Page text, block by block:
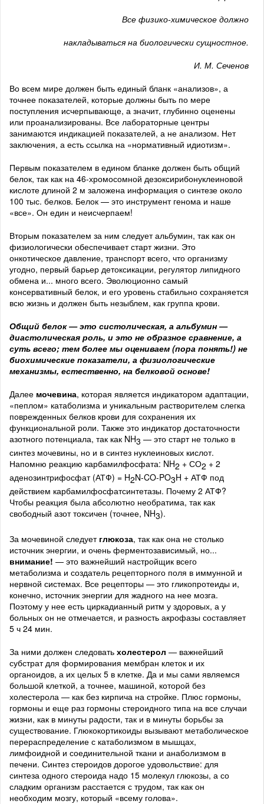
Все физико-химическое должно
накладываться на биологически сущностное.
И. М. Сеченов
Во всем мире должен быть единый бланк «анализов», а
точнее показателей, которые должны быть по мере
поступления исчерпывающе, а значит, глубинно оценены
или проанализированы. Все лабораторные центры
занимаются индикацией показателей, а не анализом. Нет
заключения, а есть ссылка на «нормативный идиотизм».
Первым показателем в едином бланке должен быть общий
белок, так как на 46-хромосомной дезоксирибонуклеиновой
кислоте длиной 2 м заложена информация о синтезе около
100 тыс. белков. Белок — это инструмент генома и наше
«все». Он един и неисчерпаем!
Вторым показателем за ним следует альбумин, так как он
физиологически обеспечивает старт жизни. Это
онкотическое давление, транспорт всего, что организму
угодно, первый барьер детоксикации, регулятор липидного
обмена и... много всего. Эволюционно самый
консервативный белок, и его уровень стабильно сохраняется
всю жизнь и должен быть незыблем, как группа крови.
Общий белок — это систолическая, а альбумин —
диастолическая роль, и это не образное сравнение, а
суть всего; тем более мы оцениваем (пора понять!) не
биохимические показатели, а физиологические
механизмы, естественно, на белковой основе!
Далее мочевина, которая является индикатором адаптации,
«пеплом» катаболизма и уникальным растворителем слегка
поврежденных белков крови для сохранения их
функциональной роли. Также это индикатор достаточности
азотного потенциала, так как NH3 — это старт не только в
синтез мочевины, но и в синтез нуклеиновых кислот.
Напомню реакцию карбамилфосфата: NH2 + СО2 + 2
аденозинтрифосфат (АТФ) = H2N-CO-PO3H + АТФ под
действием карбамилфосфатсинтетазы. Почему 2 АТФ?
Чтобы реакция была абсолютно необратима, так как
свободный азот токсичен (точнее, NH3).
За мочевиной следует глюкоза, так как она не столько
источник энергии, и очень ферментозависимый, но...
внимание! — это важнейший настройщик всего
метаболизма и создатель рецепторного поля в иммунной и
нервной системах. Все рецепторы — это гликопротеиды и,
конечно, источник энергии для жадного на нее мозга.
Поэтому у нее есть циркадианный ритм у здоровых, а у
больных он не отмечается, и разность акрофазы составляет
5 ч 24 мин.
За ними должен следовать холестерол — важнейший
субстрат для формирования мембран клеток и их
органоидов, а их целых 5 в клетке. Да и мы сами являемся
большой клеткой, а точнее, машиной, которой без
холестерола — как без кирпича на стройке. Плюс гормоны,
гормоны и еще раз гормоны стероидного типа на все случаи
жизни, как в минуты радости, так и в минуты борьбы за
существование. Глюкокортикоиды вызывают метаболическое
перераспределение с катаболизмом в мышцах,
лимфоидной и соединительной ткани и анаболизмом в
печени. Синтез стероидов дорогое удовольствие: для
синтеза одного стероида надо 15 молекул глюкозы, а со
сладким организм расстается с трудом, так как он
необходим мозгу, который «всему голова».